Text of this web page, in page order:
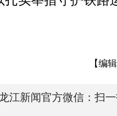
【编
江新闻官方微信：扫